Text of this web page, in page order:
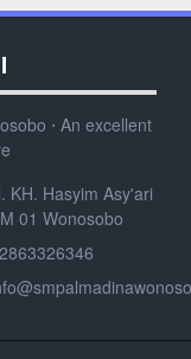
⋅ An excellent
KH. Hasyim Asy'ari
01 Wonosobo